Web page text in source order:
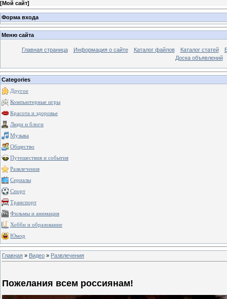
[Мой сайт]
Форма входа
Меню сайта
Главная страница Информация о сайте Каталог файлов Каталог статей
Доска объявлений
Categories
Другое
Компьютерные игры
Красота и здоровье
Люди и блоги
Музыка
Общество
Путешествия и события
Развлечения
Сериалы
Спорт
Транспорт
Фильмы и анимация
Хобби и образование
Юмор
Главная » Видео » Развлечения
Пожелания всем россиянам!